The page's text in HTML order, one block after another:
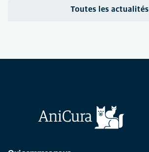
Toutes les actualités